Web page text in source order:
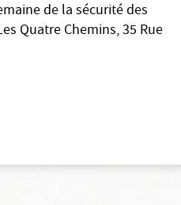
de la sécurité des
Quatre Chemins, 35 Rue